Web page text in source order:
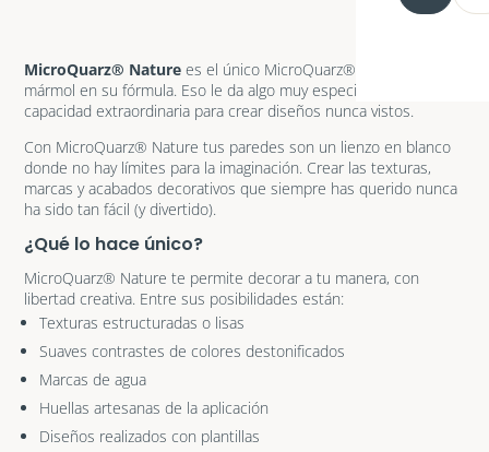
INDUSTRIA
MicroQuarz® Nature es el único MicroQuarz® que incorpora
mármol en su fórmula. Eso le da algo muy especial: una
capacidad extraordinaria para crear diseños nunca vistos.
Con MicroQuarz® Nature tus paredes son un lienzo en blanco
donde no hay límites para la imaginación. Crear las texturas,
marcas y acabados decorativos que siempre has querido nunca
ha sido tan fácil (y divertido).
¿Qué lo hace único?
MicroQuarz® Nature te permite decorar a tu manera, con
libertad creativa. Entre sus posibilidades están:
Texturas estructuradas o lisas
Suaves contrastes de colores destonificados
Marcas de agua
Huellas artesanas de la aplicación
Diseños realizados con plantillas